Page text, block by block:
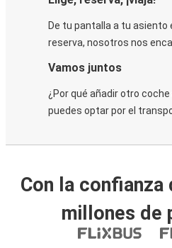
De tu pantalla a tu asiento
reserva, nosotros nos
Vamos juntos
¿Por qué añadir otro
puedes optar por el
Con la confianza
millones de